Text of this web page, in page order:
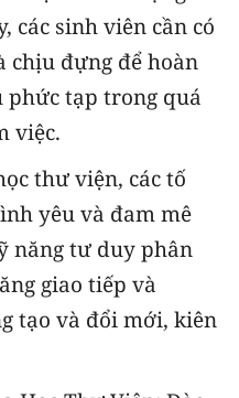
các sinh viên cần có
chịu đựng để hoàn
phức tạp trong quá
việc.
thư viện, các tố
yêu và đam mê
năng tư duy phân
giao tiếp và
tạo và đổi mới, kiên